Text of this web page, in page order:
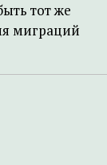
тот же
миграций